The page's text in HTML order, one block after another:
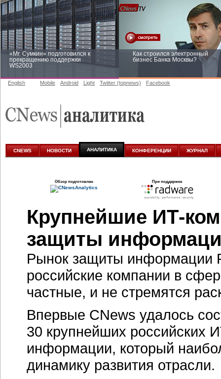
«Mr. Сумкин» подготовился к
прекращению поддержки
WS2003
Как строился электронный
бизнес Банка Москвы?
аналитике
English Mobile Android Light Twitter (topnews) Facebook
CNEWS НОВОСТИ АНАЛИТИКА КОНФЕРЕНЦИИ ЖУРНАЛ
Обзор подготовлен При поддержке
Крупнейшие ИТ-
защиты
Рынок защиты информации
российские компании в
частные, и не стремятся
Впервые CNews удалось
30 крупнейших российских
информации, который
динамику развития отрасли.